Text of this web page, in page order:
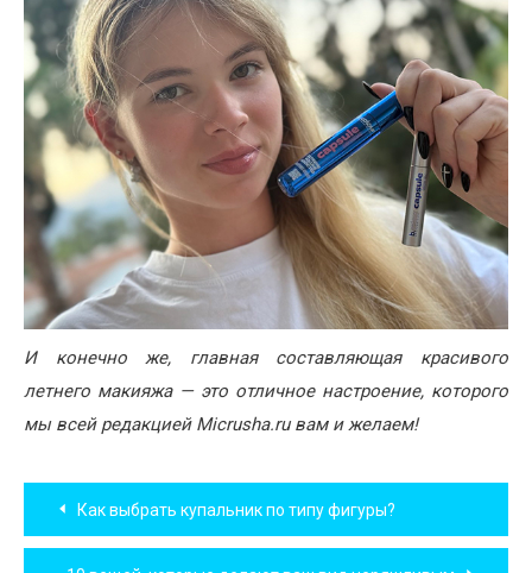
И конечно же, главная составляющая красивого
летнего макияжа — это отличное настроение, которого
мы всей редакцией Micrusha.ru вам и желаем!
Навигация
по
Как выбрать купальник по типу фигуры?